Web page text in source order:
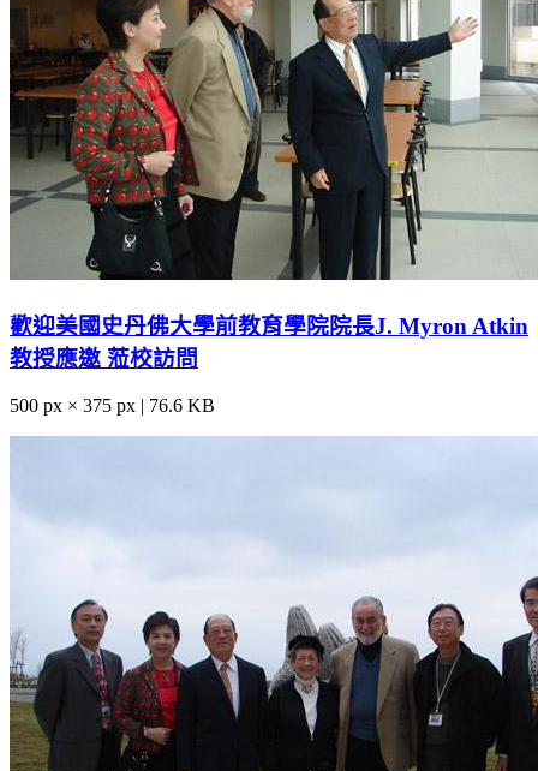
歡迎美國史丹佛大學前教育學院院長J. Myron Atkin
教授應邀 蒞校訪問
500 px × 375 px | 76.6 KB